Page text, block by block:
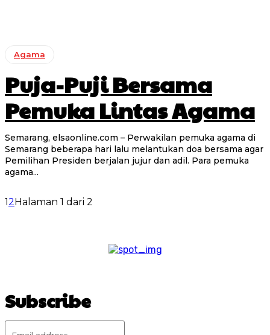
Agama
Puja-Puji Bersama
Pemuka Lintas Agama
Semarang, elsaonline.com – Perwakilan pemuka agama di
Semarang beberapa hari lalu melantukan doa bersama agar
Pemilihan Presiden berjalan jujur dan adil. Para pemuka
agama...
12 Halaman 1 dari 2
Subscribe